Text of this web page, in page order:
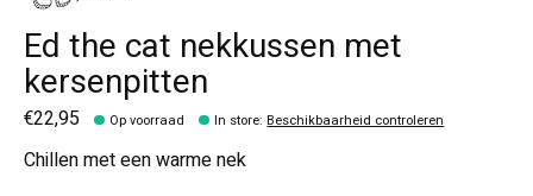
Ed the cat nekkussen met
kersenpitten
€22,95 Op voorraad In store:Beschikbaarheid controleren
Chillen met een warme nek